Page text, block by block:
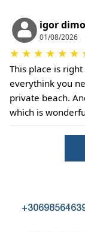
igor
01/08/2026
★ ★ ★ ★ ★ ★
This place is
everythink you
private beach.
which is